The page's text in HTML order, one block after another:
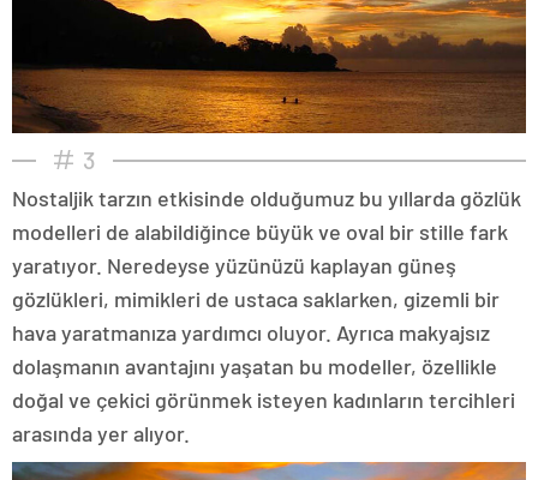
3
Nostaljik tarzın etkisinde olduğumuz bu yıllarda gözlük
modelleri de alabildiğince büyük ve oval bir stille fark
yaratıyor. Neredeyse yüzünüzü kaplayan güneş
gözlükleri, mimikleri de ustaca saklarken, gizemli bir
hava yaratmanıza yardımcı oluyor. Ayrıca makyajsız
dolaşmanın avantajını yaşatan bu modeller, özellikle
doğal ve çekici görünmek isteyen kadınların tercihleri
arasında yer alıyor.